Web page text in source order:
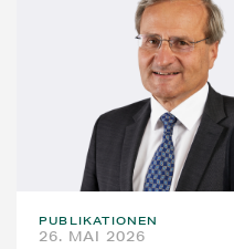
PUBLIKATIONEN
26. MAI 2026